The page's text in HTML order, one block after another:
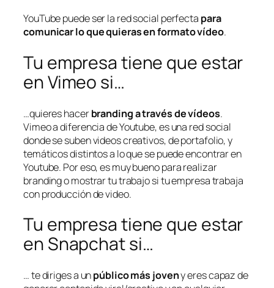
YouTube puede ser la red social perfecta para
comunicar lo que quieras en formato vídeo.
Tu empresa tiene que estar
en Vimeo si…
…quieres hacerbrandinga través de vídeos.
Vimeo a diferencia de Youtube, es una red social
donde se suben videos creativos, de portafolio, y
temáticos distintos a lo que se puede encontrar en
Youtube. Por eso, es muy bueno para realizar
branding o mostrar tu trabajo si tu empresa trabaja
con producción de video.
Tu empresa tiene que estar
en Snapchat si…
… te diriges a unpúblico más joveny eres capaz de